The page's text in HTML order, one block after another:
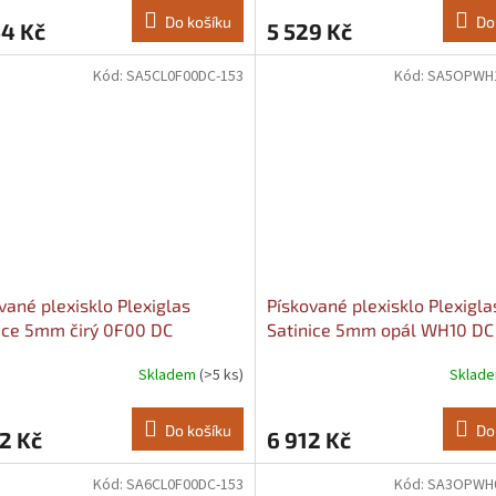
Kč Do košíku 5 529 Kč
plexisklo Plexiglas
5mm čirý 0F00 DC
Skladem (>5 ks)
Kč Do košíku
Kód: SA5CL0F00DC-153
Pískované plexisklo
Satinice 5mm opál WH10
6 912 Kč
Kód:
Kód: SA6CL0F00DC-153 Kód: